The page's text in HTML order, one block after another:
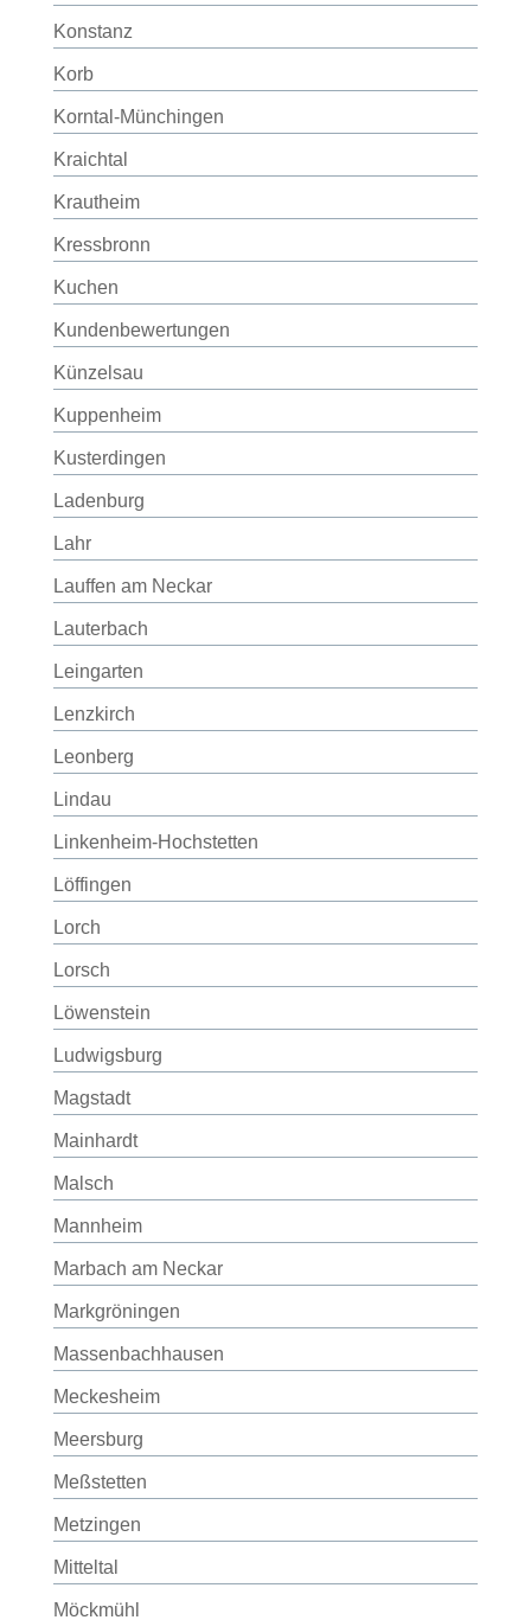
Konstanz
Korb
Korntal-Münchingen
Kraichtal
Krautheim
Kressbronn
Kuchen
Kundenbewertungen
Künzelsau
Kuppenheim
Kusterdingen
Ladenburg
Lahr
Lauffen am Neckar
Lauterbach
Leingarten
Lenzkirch
Leonberg
Lindau
Linkenheim-Hochstetten
Löffingen
Lorch
Lorsch
Löwenstein
Ludwigsburg
Magstadt
Mainhardt
Malsch
Mannheim
Marbach am Neckar
Markgröningen
Massenbachhausen
Meckesheim
Meersburg
Meßstetten
Metzingen
Mitteltal
Möckmühl